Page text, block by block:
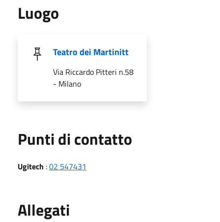
Luogo
Teatro dei Martinitt
Via Riccardo Pitteri n.58
- Milano
Punti di contatto
Ugitech :02 547431
Allegati